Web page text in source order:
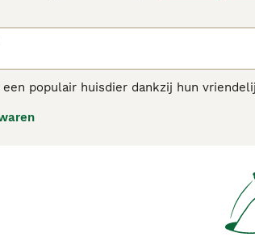
een populair huisdier dankzij hun
twee te noemen. Het zijn waakzame,
voor informatie over dit